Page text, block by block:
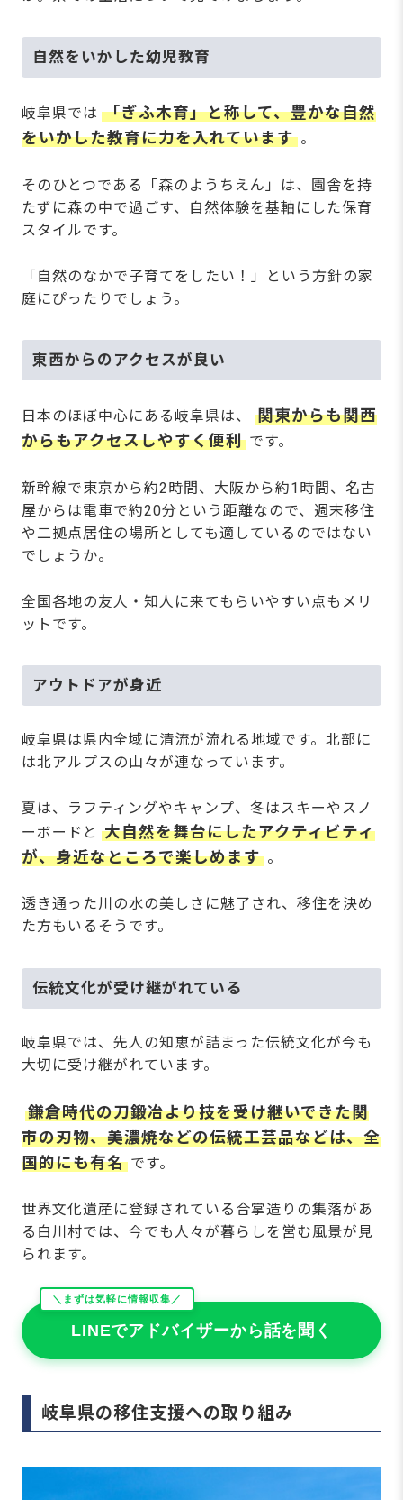
自然をいかした幼児教育
岐阜県では 「ぎふ木育」と称して、豊かな自然
をいかした教育に力を入れています 。
そのひとつである「森のようちえん」は、園舎を持
たずに森の中で過ごす、自然体験を基軸にした保育
スタイルです。
「自然のなかで子育てをしたい！」という方針の家
庭にぴったりでしょう。
東西からのアクセスが良い
日本のほぼ中心にある岐阜県は、
関東からも関西
からもアクセスしやすく便利 です。
新幹線で東京から約2時間、大阪から約1時間、名古
屋からは電車で約20分という距離なので、週末移住
や二拠点居住の場所としても適しているのではない
でしょうか。
全国各地の友人・知人に来てもらいやすい点もメリ
ットです。
アウトドアが身近
岐阜県は県内全域に清流が流れる地域です。北部に
は北アルプスの山々が連なっています。
夏は、ラフティングやキャンプ、冬はスキーやスノ
ーボードと 大自然を舞台にしたアクティビティ
が、身近なところで楽しめます 。
透き通った川の水の美しさに魅了され、移住を決め
た方もいるそうです。
伝統文化が受け継がれている
岐阜県では、先人の知恵が詰まった伝統文化が今も
大切に受け継がれています。
鎌倉時代の刀鍛冶より技を受け継いできた関
市の刃物、美濃焼などの伝統工芸品などは、全
国的にも有名 です。
世界文化遺産に登録されている合掌造りの集落があ
る白川村では、今でも人々が暮らしを営む風景が見
られます。
＼まずは気軽に情報収集／
LINEでアドバイザーから話を聞く
岐阜県の移住支援への取り組み